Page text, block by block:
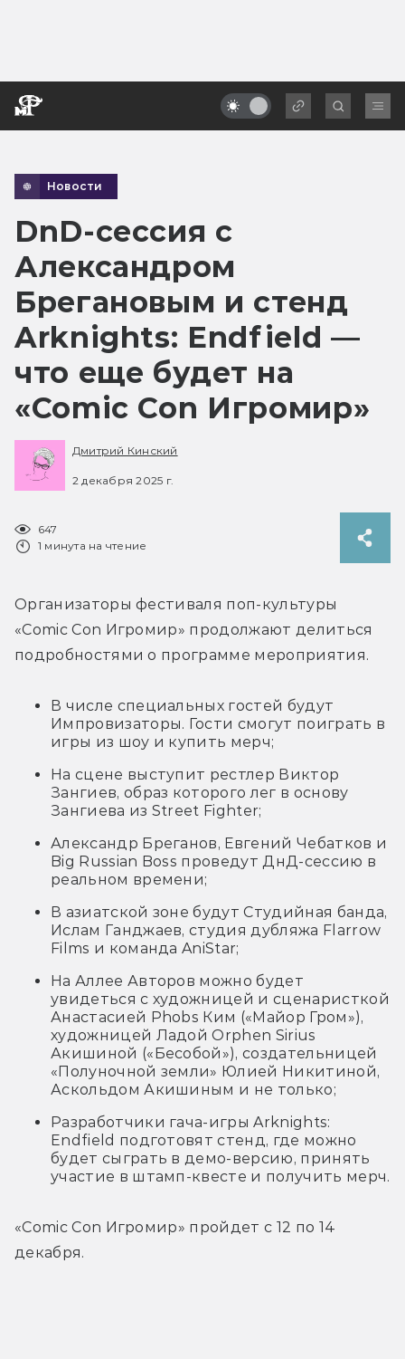
Новости
DnD-сессия с
Александром
Брегановым и стенд
Arknights: Endfield —
что еще будет на
«Comic Con Игромир»
Дмитрий Кинский
2 декабря 2025 г.
647
1 минута на чтение
Организаторы фестиваля поп-культуры
«Comic Con Игромир» продолжают делиться
подробностями о программе мероприятия.
В числе специальных гостей будут
Импровизаторы. Гости смогут поиграть в
игры из шоу и купить мерч;
На сцене выступит рестлер Виктор
Зангиев, образ которого лег в основу
Зангиева из Street Fighter;
Александр Бреганов, Евгений Чебатков и
Big Russian Boss проведут ДнД-сессию в
реальном времени;
В азиатской зоне будут Студийная банда,
Ислам Ганджаев, студия дубляжа Flarrow
Films и команда AniStar;
На Аллее Авторов можно будет
увидеться с художницей и сценаристкой
Анастасией Phobs Ким («Майор Гром»),
художницей Ладой Orphen Sirius
Акишиной («Бесобой»), создательницей
«Полуночной земли» Юлией Никитиной,
Аскольдом Акишиным и не только;
Разработчики гача-игры Arknights:
Endfield подготовят стенд, где можно
будет сыграть в демо-версию, принять
участие в штамп-квесте и получить мерч.
«Comic Con Игромир» пройдет с 12 по 14
декабря.